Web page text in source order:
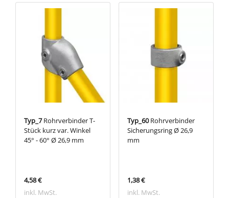
Typ_7Rohrverbinder T-
Stück kurz var. Winkel
45° - 60° Ø 26,9 mm
4,58 €
inkl. MwSt.
Typ_60Rohrverbinder
Sicherungsring Ø 26,9
mm
1,38 €
inkl. MwSt.